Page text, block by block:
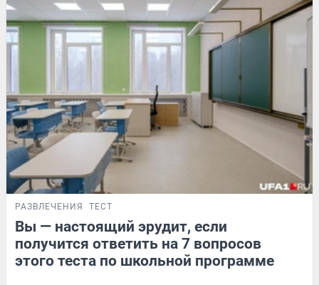
РАЗВЛЕЧЕНИЯ ТЕСТ
Вы — настоящий эрудит, если
получится ответить на 7 вопросов
этого теста по школьной программе